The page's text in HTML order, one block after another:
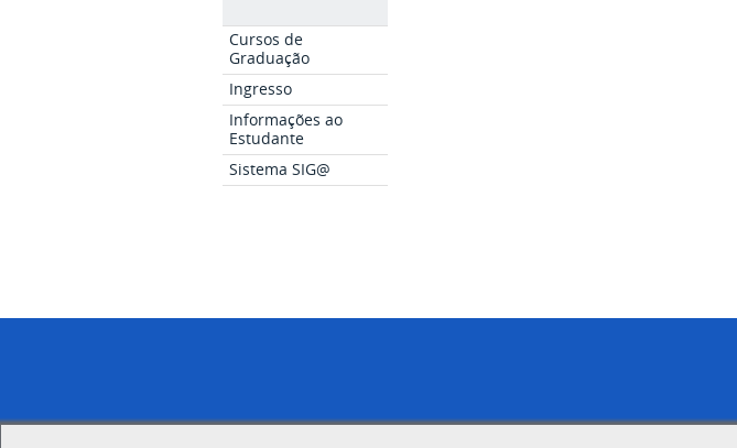
Cursos de
Graduação
Ingresso
Informações ao
Estudante
Sistema SIG@